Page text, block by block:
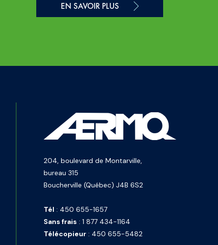
EN SAVOIR PLUS
204, boulevard de Montarville,
bureau 315
Boucherville (Québec) J4B 6S2
Tél : 450 655-1657
Sans frais : 1 877 434-1164
Télécopieur : 450 655-5482